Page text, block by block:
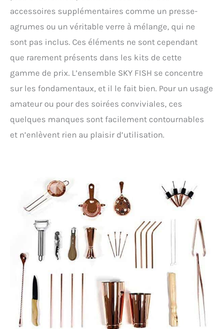
accessoires supplémentaires comme un presse-
agrumes ou un véritable verre à mélange, qui ne
sont pas inclus. Ces éléments ne sont cependant
que rarement présents dans les kits de cette
gamme de prix. L’ensemble SKY FISH se concentre
sur les fondamentaux, et il le fait bien. Pour un usage
amateur ou pour des soirées conviviales, ces
quelques manques sont facilement contournables
et n’enlèvent rien au plaisir d’utilisation.